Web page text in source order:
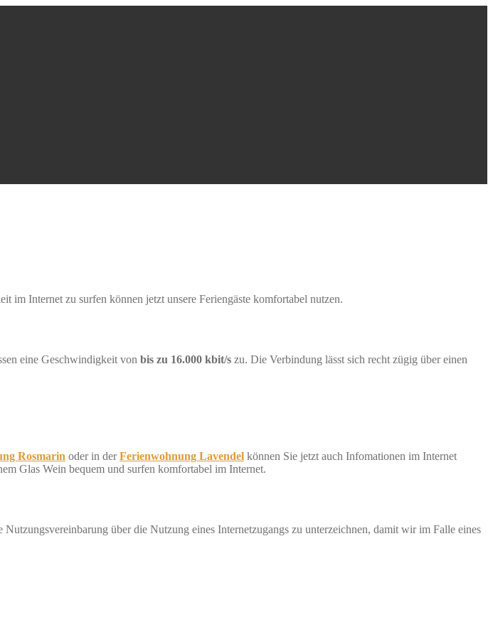
Internet zu surfen können jetzt unsere Feriengäste komfortabel nutzen.
eine Geschwindigkeit von bis zu 16.000 kbit/s zu. Die Verbindung lässt sich recht zügig über einen
Rosmarin oder in derFerienwohnung Lavendel können Sie jetzt auch Infomationen im Internet
Glas Wein bequem und surfen komfortabel im Internet.
über die Nutzung eines Internetzugangs zu unterzeichnen, damit wir im Falle eines